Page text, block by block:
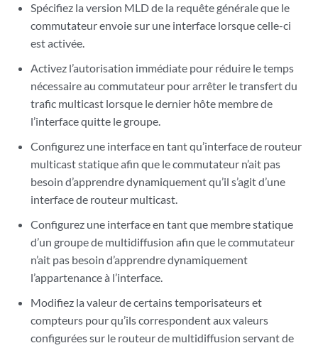
Spécifiez la version MLD de la requête générale que le
commutateur envoie sur une interface lorsque celle-ci
est activée.
Activez l’autorisation immédiate pour réduire le temps
nécessaire au commutateur pour arrêter le transfert du
trafic multicast lorsque le dernier hôte membre de
l’interface quitte le groupe.
Configurez une interface en tant qu’interface de routeur
multicast statique afin que le commutateur n’ait pas
besoin d’apprendre dynamiquement qu’il s’agit d’une
interface de routeur multicast.
Configurez une interface en tant que membre statique
d’un groupe de multidiffusion afin que le commutateur
n’ait pas besoin d’apprendre dynamiquement
l’appartenance à l’interface.
Modifiez la valeur de certains temporisateurs et
compteurs pour qu’ils correspondent aux valeurs
configurées sur le routeur de multidiffusion servant de